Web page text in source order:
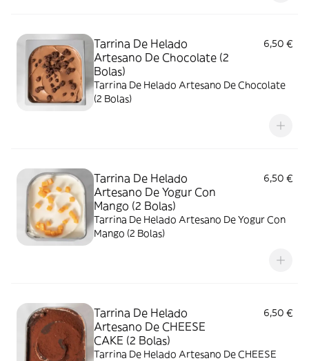
Tarrina De Helado
Artesano De Chocolate (2
Bolas)
6,50 €
Tarrina De Helado Artesano De Chocolate
(2 Bolas)
Tarrina De Helado
Artesano De Yogur Con
Mango (2 Bolas)
6,50 €
Tarrina De Helado Artesano De Yogur Con
Mango (2 Bolas)
Tarrina De Helado
Artesano De CHEESE
CAKE (2 Bolas)
6,50 €
Tarrina De Helado Artesano De CHEESE